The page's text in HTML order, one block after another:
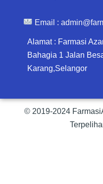
Email :
Alamat : Farmasi
Bahagia 1 Jalan
Karang,Selangor
© 2019-2024